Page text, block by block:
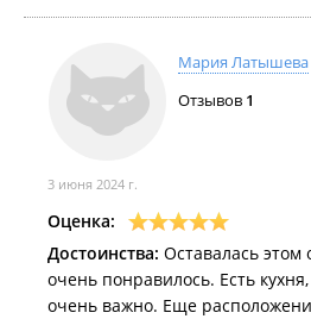
Мария Латышева
Отзывов 1
3 июня 2024 г.
Оценка:
Достоинства: Оставалась этом
очень понравилось. Есть
очень важно. Еще